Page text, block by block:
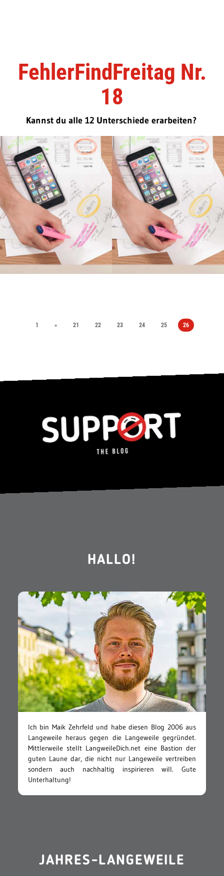
FehlerFindFreitag Nr.
18
Kannst du alle 12 Unterschiede erarbeiten?
1 « 21 22 23 24 25 26
HALLO!
Ich bin Maik Zehrfeld und habe diesen Blog 2006 aus
Langeweile heraus gegen die Langeweile gegründet.
Mittlerweile stellt LangweileDich.net eine Bastion der
guten Laune dar, die nicht nur Langeweile vertreiben
sondern auch nachhaltig inspirieren will. Gute
Unterhaltung!
JAHRES-LANGEWEILE